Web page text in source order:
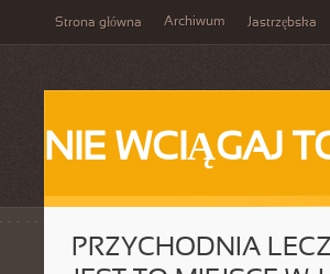
Strona główna Archiwum Jastrzębska
NIE WCIĄGAJ
PRZYCHODNIA